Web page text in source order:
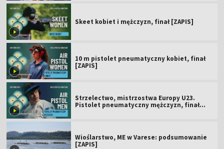
Skeet kobiet i mężczyzn, finał [ZAPIS]
10 m pistolet pneumatyczny kobiet, finał
[ZAPIS]
Strzelectwo, mistrzostwa Europy U23.
Pistolet pneumatyczny mężczyzn, finał
Wioślarstwo, ME w Varese: podsumowanie
[ZAPIS]